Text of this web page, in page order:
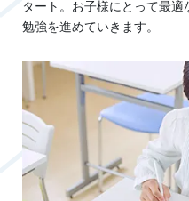
タート。お子様にとって最適
勉強を進めていきます。